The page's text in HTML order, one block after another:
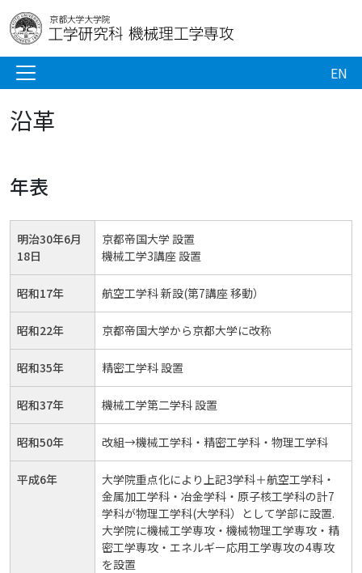
EN
沿革
年表
明治30年6月
18日
京都帝国大学 設置
機械工学3講座 設置
昭和17年 航空工学科 新設(第7講座 移動）
昭和22年 京都帝国大学から京都大学に改称
昭和35年 精密工学科 設置
昭和37年 機械工学第二学科 設置
昭和50年 改組→機械工学科・精密工学科・物理工学科
平成6年
大学院重点化により上記3学科＋航空工学科・
金属加工学科・冶金学科・原子核工学科の計7
学科が物理工学科(大学科）として学部に設置.
大学院に機械工学専攻・機械物理工学専攻・精
密工学専攻・エネルギー応用工学専攻の4専攻
を設置